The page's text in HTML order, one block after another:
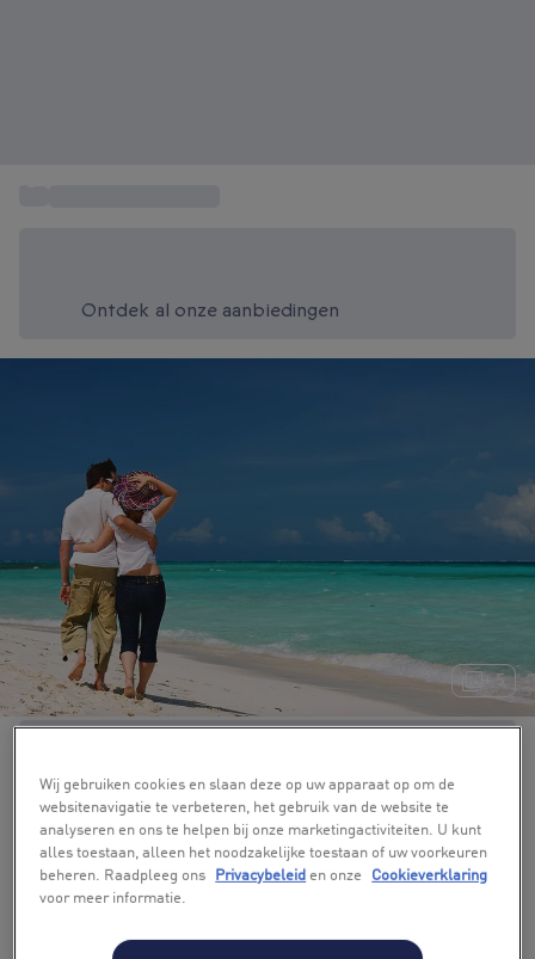
Ontdek al onze aanbiedingen
+ 5
Wij gebruiken cookies en slaan deze op uw apparaat op om de
websitenavigatie te verbeteren, het gebruik van de website te
analyseren en ons te helpen bij onze marketingactiviteiten. U kunt
alles toestaan, alleen het noodzakelijke toestaan of uw voorkeuren
beheren. Raadpleeg ons
Privacybeleid en onze
Cookieverklaring
voor meer informatie.